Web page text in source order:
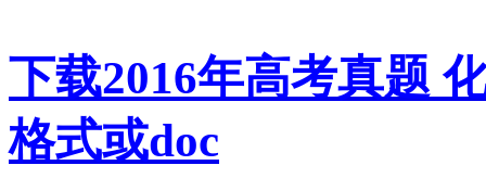
下载2016年高考真题
格式或doc